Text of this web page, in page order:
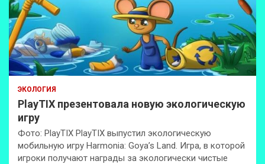
ЭКОЛОГИЯ
PlayTIX презентовала новую экологическую
игру
Фото: PlayTIX PlayTIX выпустил экологическую
мобильную игру Harmonia: Goya’s Land. Игра, в которой
игроки получают награды за экологически чистые